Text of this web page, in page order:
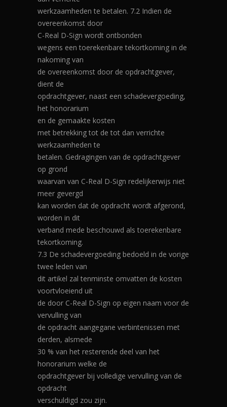
werkzaamheden te betalen. 7.2 Indien de
overeenkomst door
C-Real D-Sign wordt ontbonden
wegens een toerekenbare tekortkoming in de
nakoming van
de overeenkomst door de opdrachtgever,
dient de
opdrachtgever, naast een schadevergoeding,
het honorarium
en de gemaakte kosten
met betrekking tot de tot dan verrichte
werkzaamheden te
betalen. Gedragingen van de opdrachtgever
op grond
waarvan van C-Real D-Sign redelijkerwijs niet
meer gevergd
kan worden dat de opdracht wordt afgerond,
worden in dit
verband mede beschouwd als toerekenbare
tekortkoming.
7.3 De schadevergoeding bedoeld in de vorige
twee leden van
dit artikel zal tenminste omvatten de kosten
voortvloeiend uit
de door C-Real D-Sign op eigen naam voor de
vervulling van
de opdracht aangegane verbintenissen met
derden, alsmede
30 % van het resterende deel van het
honorarium welke de
opdrachtgever bij volledige vervulling van de
opdracht
verschuldigd zou zijn.